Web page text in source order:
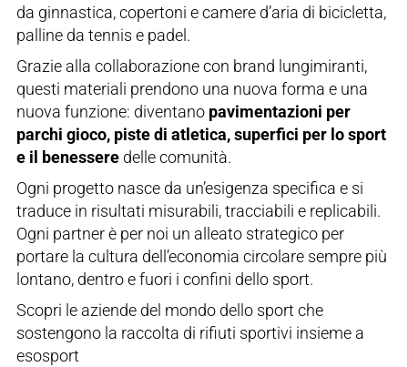
da ginnastica, copertoni e camere d’aria di bicicletta,
palline da tennis e padel.
Grazie alla collaborazione con brand lungimiranti,
questi materiali prendono una nuova forma e una
nuova funzione: diventano pavimentazioni per
parchi gioco, piste di atletica, superfici per lo sport
e il benessere delle comunità.
Ogni progetto nasce da un’esigenza specifica e si
traduce in risultati misurabili, tracciabili e replicabili.
Ogni partner è per noi un alleato strategico per
portare la cultura dell’economia circolare sempre più
lontano, dentro e fuori i confini dello sport.
Scopri le aziende del mondo dello sport che
sostengono la raccolta di rifiuti sportivi insieme a
esosport